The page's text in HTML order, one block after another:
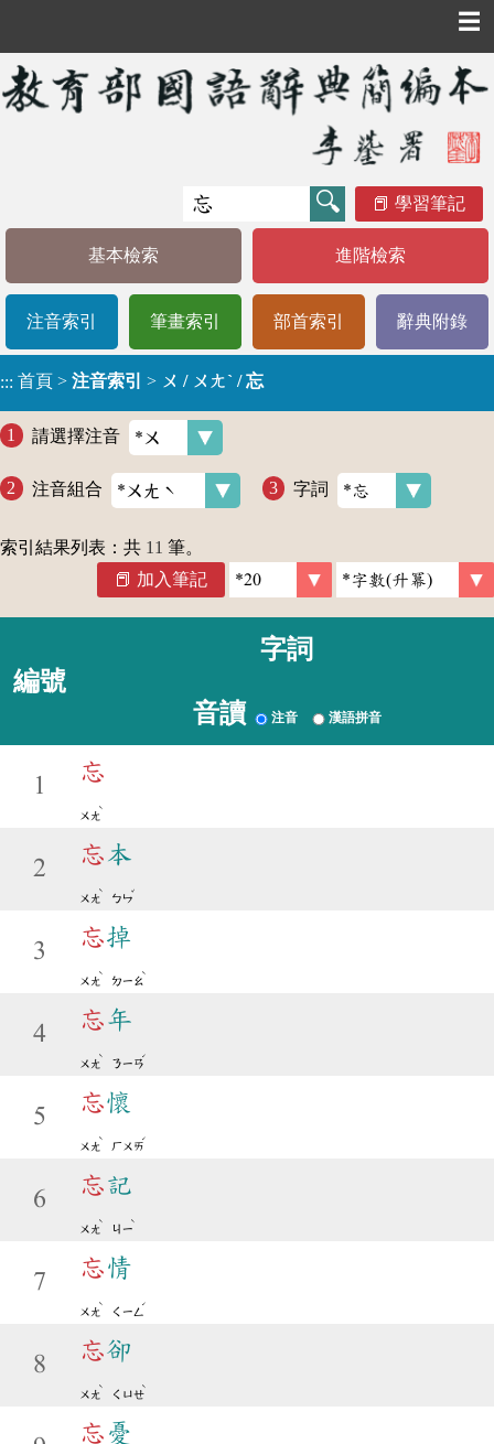
☰
學習筆記
基本檢索 進階檢索
注音索引 筆畫索引 部首索引 辭典附錄
::: 首頁 > 注音索引 > ㄨ / ㄨㄤˋ / 忘
請選擇注音
注音組合 字詞
索引結果列表：共 11 筆。
加入筆記
編號
字詞
音讀 注音 漢語拼音
1
忘
ㄨㄤ
ˋ
2
忘本
ㄨㄤ
ˋ
ㄅㄣ
ˇ
3
忘掉
ㄨㄤ
ˋ
ㄉㄧㄠ
ˋ
4
忘年
ㄨㄤ
ˋ
ㄋㄧㄢ
ˊ
5
忘懷
ㄨㄤ
ˋ
ㄏㄨㄞ
ˊ
6
忘記
ㄨㄤ
ˋ
ㄐㄧ
ˋ
7
忘情
ㄨㄤ
ˋ
ㄑㄧㄥ
ˊ
8
忘卻
ㄨㄤ
ˋ
ㄑㄩㄝ
ˋ
忘 憂